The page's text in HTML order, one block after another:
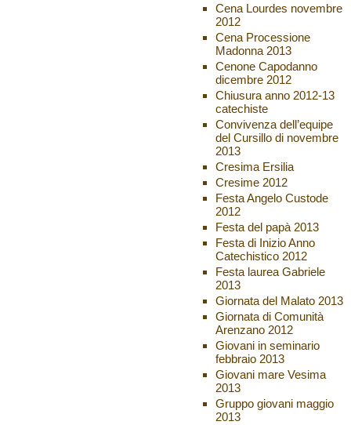
Cena Lourdes novembre
2012
Cena Processione
Madonna 2013
Cenone Capodanno
dicembre 2012
Chiusura anno 2012-13
catechiste
Convivenza dell’equipe
del Cursillo di novembre
2013
Cresima Ersilia
Cresime 2012
Festa Angelo Custode
2012
Festa del papà 2013
Festa di Inizio Anno
Catechistico 2012
Festa laurea Gabriele
2013
Giornata del Malato 2013
Giornata di Comunità
Arenzano 2012
Giovani in seminario
febbraio 2013
Giovani mare Vesima
2013
Gruppo giovani maggio
2013